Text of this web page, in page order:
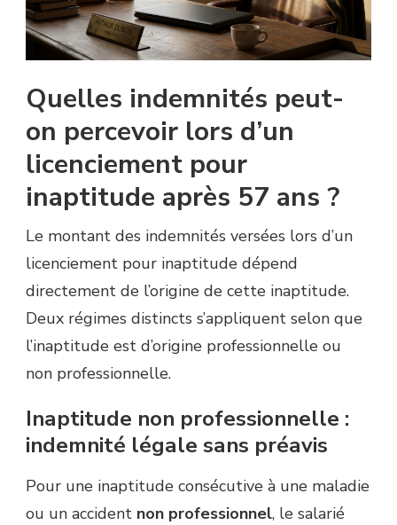
Quelles indemnités peut-
on percevoir lors d’un
licenciement pour
inaptitude après 57 ans ?
Le montant des indemnités versées lors d’un
licenciement pour inaptitude dépend
directement de l’origine de cette inaptitude.
Deux régimes distincts s’appliquent selon que
l’inaptitude est d’origine professionnelle ou
non professionnelle.
Inaptitude non professionnelle :
indemnité légale sans préavis
Pour une inaptitude consécutive à une maladie
ou un accident non professionnel, le salarié